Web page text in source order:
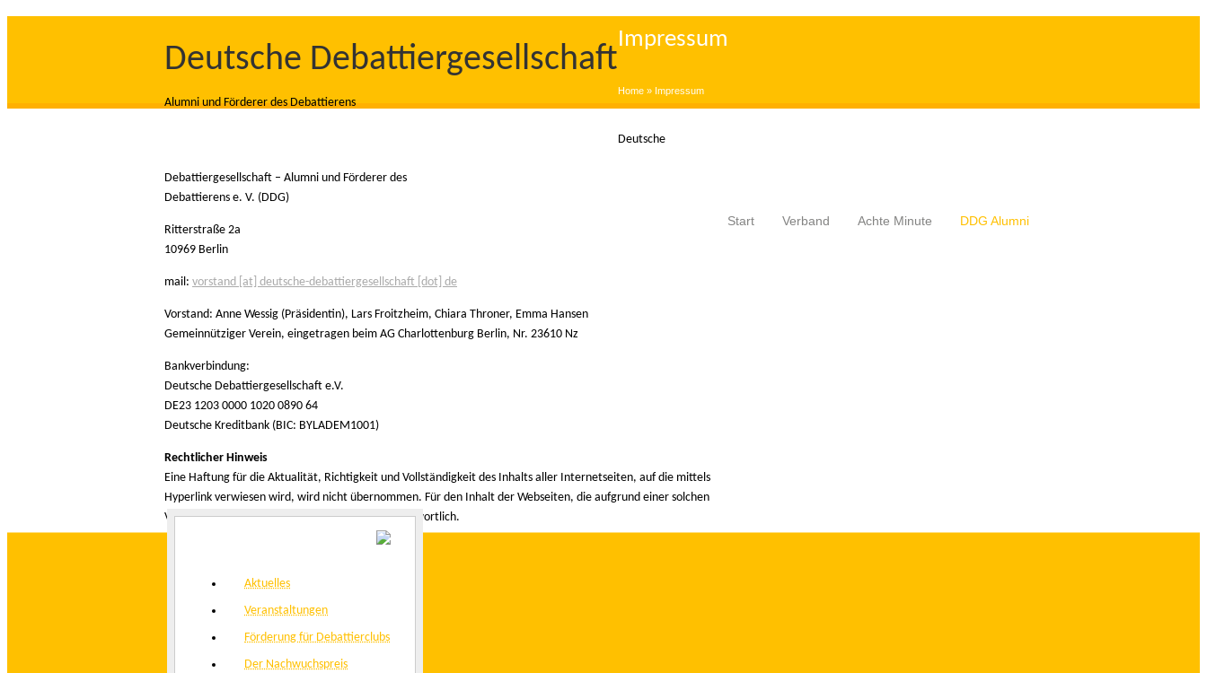
Deutsche Debattiergesellschaft
Alumni und Förderer des Debattierens
Start Verband Achte Minute DDG Alumni
Impressum
Home » Impressum
Deutsche
Debattiergesellschaft – Alumni und Förderer des
Debattierens e. V. (DDG)
Ritterstraße 2a
10969 Berlin
mail: vorstand [at] deutsche-debattiergesellschaft [dot] de
Vorstand: Anne Wessig (Präsidentin), Lars Froitzheim, Chiara Throner, Emma Hansen
Gemeinnütziger Verein, eingetragen beim AG Charlottenburg Berlin, Nr. 23610 Nz
Bankverbindung:
Deutsche Debattiergesellschaft e.V.
DE23 1203 0000 1020 0890 64
Deutsche Kreditbank (BIC: BYLADEM1001)
Rechtlicher Hinweis
Eine Haftung für die Aktualität, Richtigkeit und Vollständigkeit des Inhalts aller Internetseiten, auf die mittels
Hyperlink verwiesen wird, wird nicht übernommen. Für den Inhalt der Webseiten, die aufgrund einer solchen
Verbindung erreicht werden, sind wir nicht verantwortlich.
Aktuelles
Veranstaltungen
Förderung für Debattierclubs
Der Nachwuchspreis